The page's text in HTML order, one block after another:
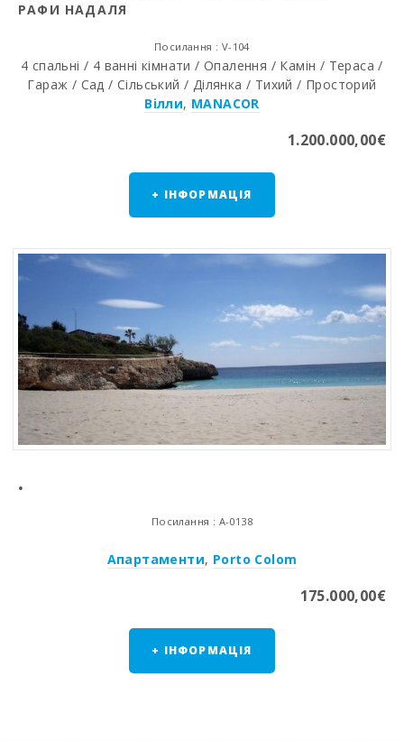
РАФИ НАДАЛЯ
Посилання : V-104
4 спальні / 4 ванні кімнати / Опалення / Камін / Тераса /
Гараж / Сад / Сільський / Ділянка / Тихий / Просторий
Вілли, MANACOR
1.200.000,00€
+ ІНФОРМАЦІЯ
.
Посилання : A-0138
Апартаменти, Porto Colom
175.000,00€
+ ІНФОРМАЦІЯ